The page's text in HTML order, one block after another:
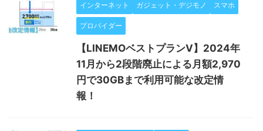
インターネット ガジェット・デジモノ スマホ
プロバイダー
【LINEMOベストプランV】2024年
11月から2段階廃止による月額2,970
円で30GBまで利用可能な改定情
報！